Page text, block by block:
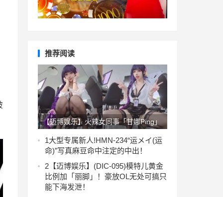
推荐阅读
【迈博娱乐】火辣女同事「甘娜Ping」
邪惡猛蹲，「三角帶直衝」振奮所有上
班族！
1大型专属新人!HMN-234“运メイ(运
命)”写真麻豆命中注定的中出！
2 【迈博娱乐】(DIC-095)模特儿黄金
比例加「丽脚」！豪放OL无处可搞只
能下海发泄！